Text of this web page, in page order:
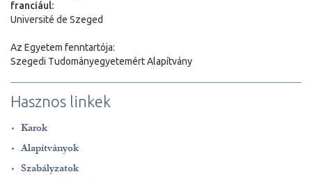
franciául:
Université de Szeged
Az Egyetem fenntartója:
Szegedi Tudományegyetemért Alapítvány
Hasznos linkek
Karok
Alapítványok
Szabályzatok